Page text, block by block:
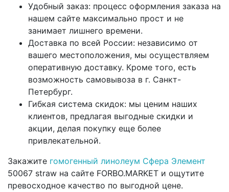
Удобный заказ: процесс оформления заказа на
нашем сайте максимально прост и не
занимает лишнего времени.
Доставка по всей России: независимо от
вашего местоположения, мы осуществляем
оперативную доставку. Кроме того, есть
возможность самовывоза в г. Санкт-
Петербург.
Гибкая система скидок: мы ценим наших
клиентов, предлагая выгодные скидки и
акции, делая покупку еще более
привлекательной.
Закажите гомогенный линолеум Сфера Элемент
50067 straw на сайте FORBO.MARKET и ощутите
превосходное качество по выгодной цене.